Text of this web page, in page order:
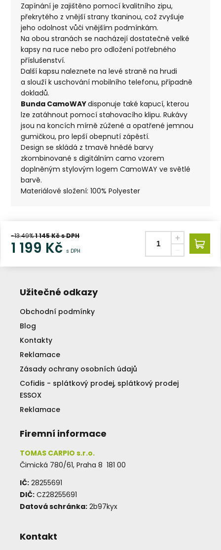
Zapínání je zajištěno pomocí kvalitního zipu,
překrytého z vnější strany tkaninou, což zvyšuje
jeho odolnost vůči vnějším podmínkám.
Na obou stranách se nacházejí dostatečně velké
kapsy na ruce nebo pro odložení potřebného
příslušenství.
Další kapsu naleznete na levé straně na hrudi
a slouží k uschování mobilního telefonu, případně
dokladů.
Bunda CamoWAYdisponuje také kapucí, kterou
lze zatáhnout pomocí stahovacího klipu. Rukávy
jsou na koncích mírně zúžené a opatřené jemnou
gumičkou, pro lepší obepnutí zápěstí.
Design se skládá z tmavě hnědé barvy
zkombinované s digitálním camo vzorem
doplněným stylovým logem CamoWAY ve světlé
barvě.
Materiálové složení: 100% Polyester
-13.49%1 145Kč s DPH
1 199 Kč s DPH
Užitečné odkazy
Obchodní podmínky
Blog
Kontakty
Reklamace
Zásady ochrany osobních údajů
Cofidis - splátkový prodej, splátkový prodej
ESSOX
Reklamace
Firemní informace
TOMAS CARPIO s.r.o.
Čimická 780/61, Praha 8 181 00
IČ: 28255691
DIČ: CZ28255691
Datová schránka: 2b97kyx
Kontakt